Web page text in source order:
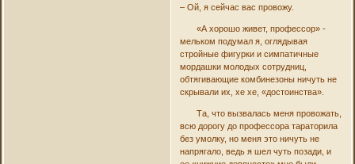
– Ой, я сейчас вас провожу.
«А хорошо живет, профессор» -
мельком подумал я, оглядывая
стройные фигурки и симпатичные
мордашки молодых сотрудниц,
обтягивающие комбинезоны ничуть не
скрывали их, хе хе, «достоинства».
Та, что вызвалась меня провожать,
всю дорогу до профессора тараторила
без умолку, но меня это ничуть не
напрягало, ведь я шел чуть позади, и